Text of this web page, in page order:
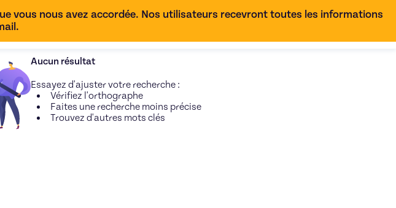
vous nous avez accordée. Nos utilisateurs recevront toutes les informations
Aucun résultat
Essayez d'ajuster votre recherche :
Vérifiez l'orthographe
Faites une recherche moins précise
Trouvez d'autres mots clés